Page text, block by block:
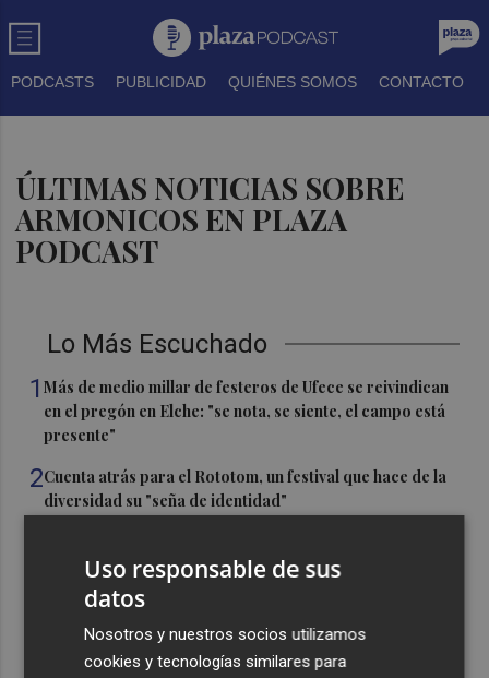
PODCASTS PUBLICIDAD QUIÉNES SOMOS CONTACTO
ÚLTIMAS NOTICIAS SOBRE
ARMONICOS EN PLAZA
PODCAST
Lo Más Escuchado
1Más de medio millar de festeros de Ufece se reivindican
en el pregón en Elche: "se nota, se siente, el campo está
presente"
2Cuenta atrás para el Rototom, un festival que hace de la
diversidad su "seña de identidad"
de calidad por su atención orientada a las personas
mayores
Cartagena avanza con la modernización de los
Bomberos e impulsa una Ordenanza de Incendios
Uso responsable de sus
datos
Nosotros y nuestros socios utilizamos
cookies y tecnologías similares para